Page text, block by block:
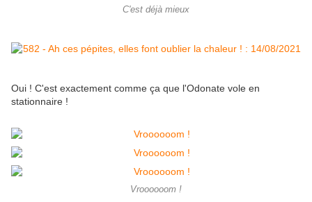
C'est déjà mieux
Oui ! C'est exactement comme ça que l'Odonate vole en
stationnaire !
Vroooooom !